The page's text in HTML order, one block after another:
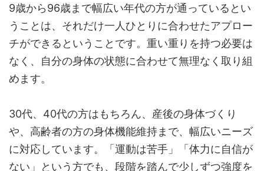
9歳から96歳まで幅広い年代の方が通っているとい
うことは、それだけ一人ひとりに合わせたアプロー
チができるということです。重い重りを持つ必要は
なく、自分の身体の状態に合わせて無理なく取り組
めます。
30代、40代の方はもちろん、産後の身体づくり
や、高齢者の方の身体機能維持まで、幅広いニーズ
に対応しています。「運動は苦手」「体力に自信が
ない」という方でも、段階を踏んで少しずつ強度を